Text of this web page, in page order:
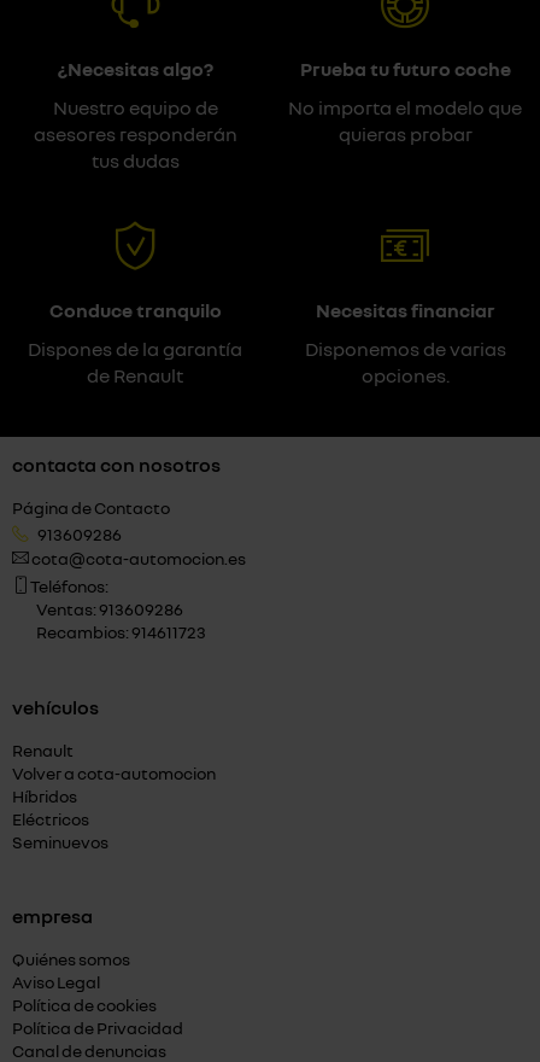
¿Necesitas algo?
Nuestro equipo de
asesores responderán
tus dudas
Prueba tu futuro coche
No importa el modelo que
quieras probar
Conduce tranquilo
Dispones de la garantía
de Renault
Necesitas financiar
Disponemos de varias
opciones.
contacta con nosotros
Página de Contacto
913609286
cota@cota-automocion.es
Teléfonos:
Ventas: 913609286
Recambios: 914611723
vehículos
Renault
Volver a cota-automocion
Híbridos
Eléctricos
Seminuevos
empresa
Quiénes somos
Aviso Legal
Política de cookies
Política de Privacidad
Canal de denuncias